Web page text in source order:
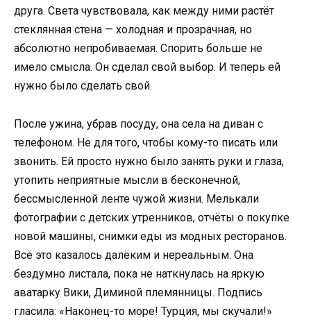
друга. Света чувствовала, как между ними растёт
стеклянная стена — холодная и прозрачная, но
абсолютно непробиваемая. Спорить больше не
имело смысла. Он сделал свой выбор. И теперь ей
нужно было сделать свой.
После ужина, убрав посуду, она села на диван с
телефоном. Не для того, чтобы кому-то писать или
звонить. Ей просто нужно было занять руки и глаза,
утопить неприятные мысли в бесконечной,
бессмысленной ленте чужой жизни. Мелькали
фотографии с детских утренников, отчёты о покупке
новой машины, снимки еды из модных ресторанов.
Всё это казалось далёким и нереальным. Она
бездумно листала, пока не наткнулась на яркую
аватарку Вики, Диминой племянницы. Подпись
гласила: «Наконец-то море! Турция, мы скучали!»